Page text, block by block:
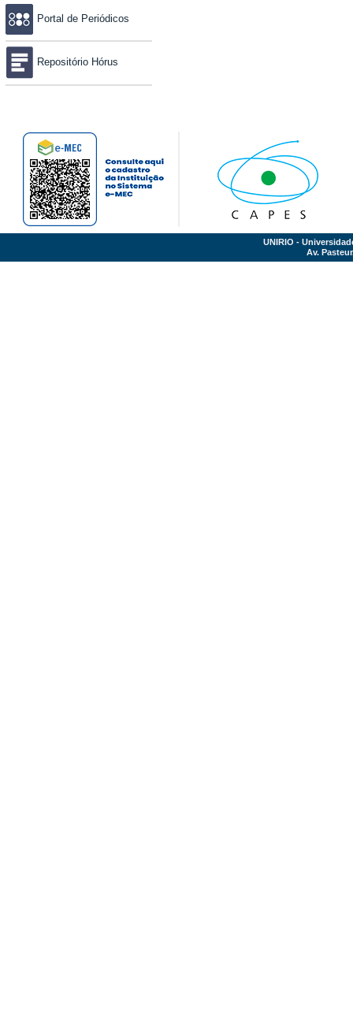
Portal de Periódicos
Repositório Hórus
UNIRIO -
Av.